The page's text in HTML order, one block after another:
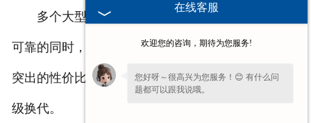
多个大型项目应用案例显示，该产品在确保质量
可靠的同时，能为项目整体节省可观的建设成本。其
突出的性价比优势，正在推动建筑行业屋面系统的升
级换代。
在线客服
欢迎您的咨询，期待为您服务!
您好呀～很高兴为您服务！😊 有什么问
题都可以跟我说哦。